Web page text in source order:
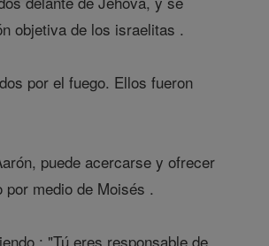
objetiva de los israelitas .
por el fuego. Ellos fueron
puede acercarse y ofrecer
medio de Moisés .
: "Tú eres responsable de